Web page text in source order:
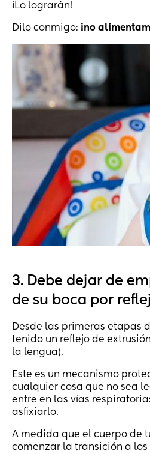
¡Lo lograrán!
Dilo conmigo: ¡no
3. Debe dejar de
de su boca por
Desde las primeras etapas
tenido un reflejo de
la lengua).
Este es un mecanismo
cualquier cosa que no sea
entre en las vías
asfixiarlo.
A medida que el cuerpo de
comenzar la transición a